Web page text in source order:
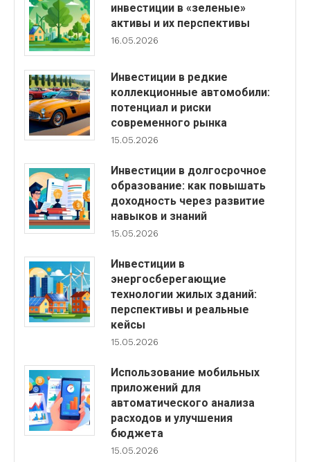
инвестиции в «зеленые»
активы и их перспективы
16.05.2026
Инвестиции в редкие
коллекционные автомобили:
потенциал и риски
современного рынка
15.05.2026
Инвестиции в долгосрочное
образование: как повышать
доходность через развитие
навыков и знаний
15.05.2026
Инвестиции в
энергосберегающие
технологии жилых зданий:
перспективы и реальные
кейсы
15.05.2026
Использование мобильных
приложений для
автоматического анализа
расходов и улучшения
бюджета
15.05.2026